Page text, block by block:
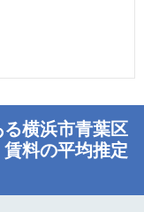
る横浜市青葉区
料の平均推定